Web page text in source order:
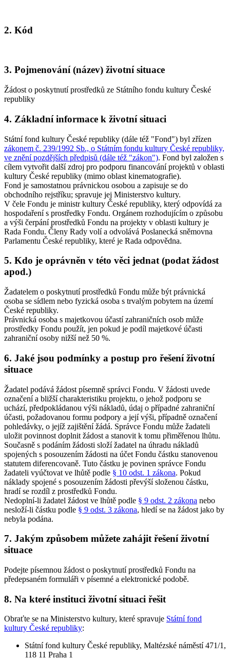
2. Kód
3. Pojmenování (název) životní situace
Žádost o poskytnutí prostředků ze Státního fondu kultury České
republiky
4. Základní informace k životní situaci
Státní fond kultury České republiky (dále též "Fond") byl zřízen
zákonem č. 239/1992 Sb., o Státním fondu kultury České republiky,
ve znění pozdějších předpisů (dále též "zákon"). Fond byl založen s
cílem vytvořit další zdroj pro podporu financování projektů v oblasti
kultury České republiky (mimo oblast kinematografie).
Fond je samostatnou právnickou osobou a zapisuje se do
obchodního rejstříku; spravuje jej Ministerstvo kultury.
V čele Fondu je ministr kultury České republiky, který odpovídá za
hospodaření s prostředky Fondu. Orgánem rozhodujícím o způsobu
a výši čerpání prostředků Fondu na projekty v oblasti kultury je
Rada Fondu. Členy Rady volí a odvolává Poslanecká sněmovna
Parlamentu České republiky, které je Rada odpovědna.
5. Kdo je oprávněn v této věci jednat (podat žádost
apod.)
Žadatelem o poskytnutí prostředků Fondu může být právnická
osoba se sídlem nebo fyzická osoba s trvalým pobytem na území
České republiky.
Právnická osoba s majetkovou účastí zahraničních osob může
prostředky Fondu použít, jen pokud je podíl majetkové účasti
zahraniční osoby nižší než 50 %.
6. Jaké jsou podmínky a postup pro řešení životní
situace
Žadatel podává žádost písemně správci Fondu. V žádosti uvede
označení a bližší charakteristiku projektu, o jehož podporu se
uchází, předpokládanou výši nákladů, údaj o případné zahraniční
účasti, požadovanou formu podpory a její výši, případně označení
pohledávky, o jejíž zajištění žádá. Správce Fondu může žadateli
uložit povinnost doplnit žádost a stanovit k tomu přiměřenou lhůtu.
Současně s podáním žádosti složí žadatel na úhradu nákladů
spojených s posouzením žádosti na účet Fondu částku stanovenou
statutem diferencovaně. Tuto částku je povinen správce Fondu
žadateli vyúčtovat ve lhůtě podle § 10 odst. 1 zákona. Pokud
náklady spojené s posouzením žádosti převýší složenou částku,
hradí se rozdíl z prostředků Fondu.
Nedoplní-li žadatel žádost ve lhůtě podle § 9 odst. 2 zákona nebo
nesloží-li částku podle § 9 odst. 3 zákona, hledí se na žádost jako by
nebyla podána.
7. Jakým způsobem můžete zahájit řešení životní
situace
Podejte písemnou žádost o poskytnutí prostředků Fondu na
předepsaném formuláři v písemné a elektronické podobě.
8. Na které instituci životní situaci řešit
Obraťte se na Ministerstvo kultury, které spravuje Státní fond
kultury České republiky:
Státní fond kultury České republiky, Maltézské náměstí 471/1,
118 11 Praha 1